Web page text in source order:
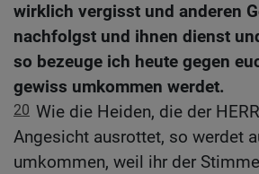
wirklich vergisst und anderen
nachfolgst und ihnen dienst
so bezeuge ich heute gegen
gewiss umkommen werdet.
20 Wie die Heiden, die der
Angesicht ausrottet, so werdet
umkommen, weil ihr der